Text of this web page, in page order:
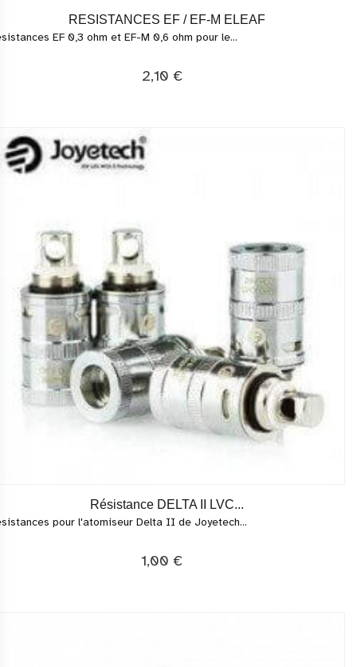
RESISTANCES EF / EF-M ELEAF
EF 0,3 ohm et EF-M 0,6 ohm pour le...
2,10 €
Résistance DELTA II LVC...
pour l'atomiseur Delta II de Joyetech...
1,00 €